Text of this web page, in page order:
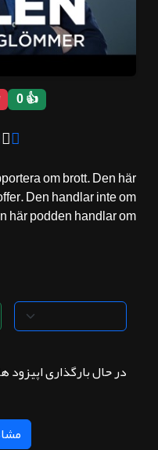
سوالات
متداول
👍 0
om brott. Den här
Den handlar inte om
podden handlar om ...
در حال بارگذاری اپیزود